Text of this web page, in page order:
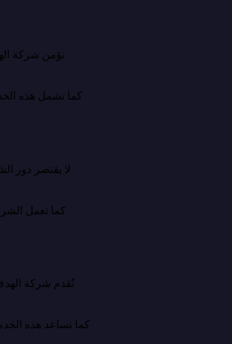
تؤمن شركة
كما تشمل هذه
لا يقتصر دور
كما تعمل
تُقدم شركة
كما تساعد هذه